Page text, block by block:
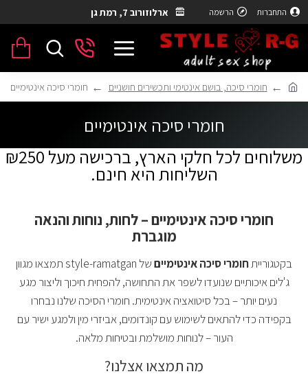
התחברות הרשמה ארלוזורוב 7, רמת גן
חומרי סיכה, בושם אינטימי ותכשירים חושניים חומרי סיכה אינטימיים
חומרי סיכה אינטימיים
משלוחים לכל חלקי הארץ, ברכישה מעל ₪250
השליחות היא חינם.
חומרי סיכה אינטימיים – לחות, נוחות והנאה
מוגברת
בקטגורייתחומרי סיכה אינטימיים
של style-ramatgan תמצאו מגוון
ג'לים איכותיים שנועדו לשפר את התחושה, להפחית חיכוך וליצור מגע
נעים יותר – בכל סיטואציה אינטימית. חומרי הסיכה שלנו נבחרו
בקפידה כדי להתאים לשימוש עם קונדומים, אביזרי מין ולמגע ישיר עם
העור – לנוחות מושלמת ובטיחות מלאה.
מה תמצאו אצלנו?